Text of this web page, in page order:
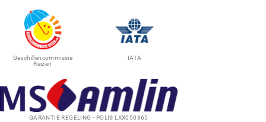
Geschillencommissie
Reizen
IATA
GARANTIE REGELING - POLIS LXX050365